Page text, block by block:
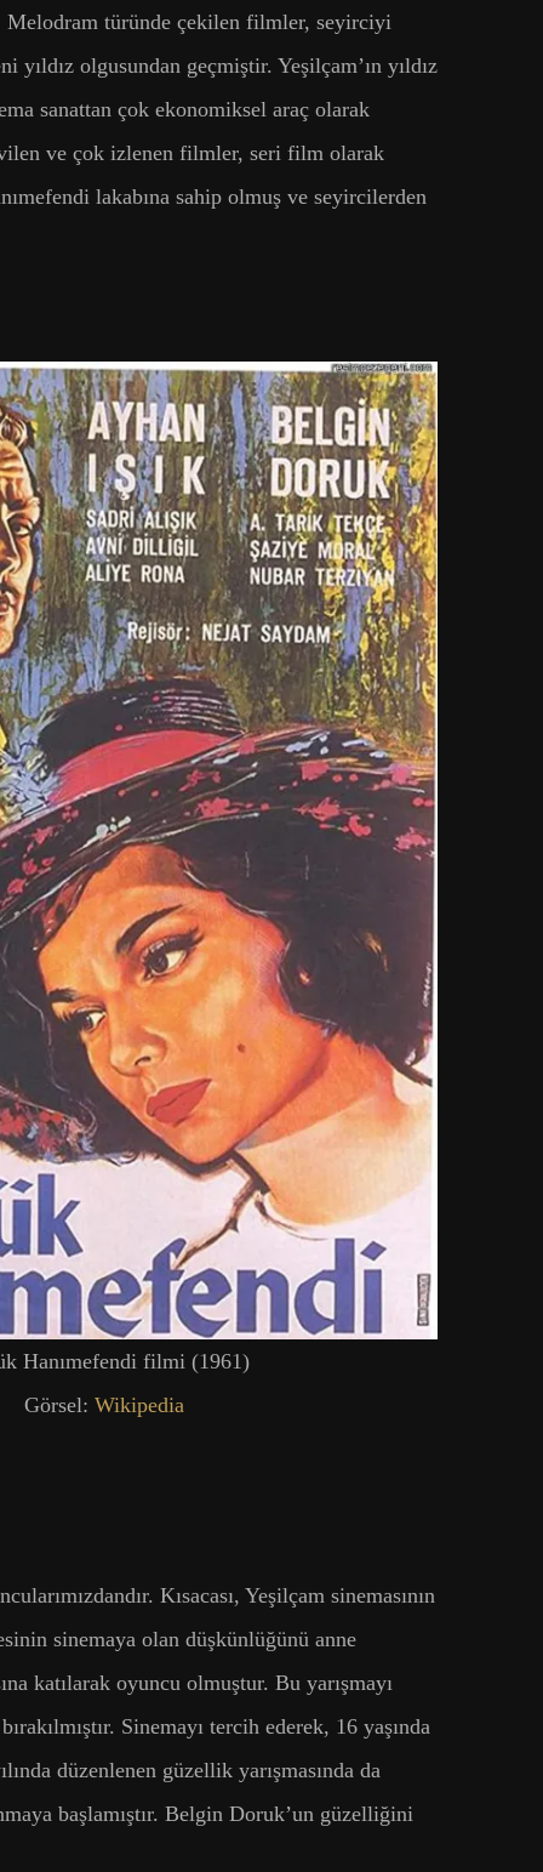
Melodram türünde çekilen filmler, seyirciyi
olgusundan geçmiştir. Yeşilçam’ın yıldız
sanattan çok ekonomiksel araç olarak
ve çok izlenen filmler, seri film olarak
lakabına sahip olmuş ve seyircilerden
Hanımefendi filmi (1961)
Görsel: Wikipedia
Kısacası, Yeşilçam sinemasının
sinemaya olan düşkünlüğünü anne
katılarak oyuncu olmuştur. Bu yarışmayı
Sinemayı tercih ederek, 16 yaşında
düzenlenen güzellik yarışmasında da
başlamıştır. Belgin Doruk’un güzelliğini